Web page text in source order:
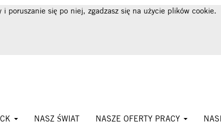
poruszanie się po niej, zgadzasz się na użycie plików cookie.
NASZ ŚWIAT NASZE OFERTY PRACY